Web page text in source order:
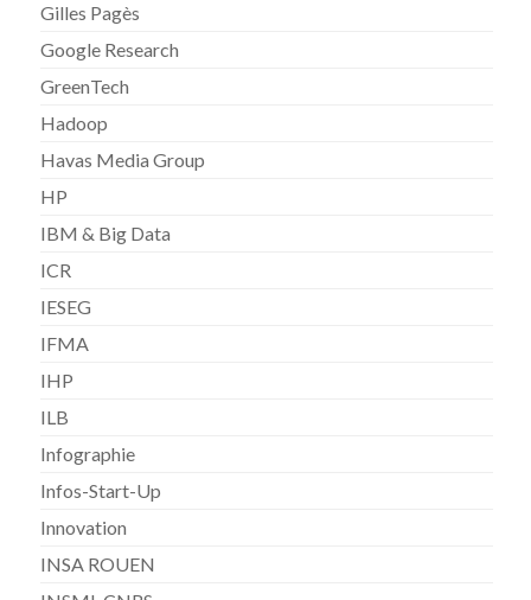
Gilles Pagès
Google Research
GreenTech
Hadoop
Havas Media Group
HP
IBM & Big Data
ICR
IESEG
IFMA
IHP
ILB
Infographie
Infos-Start-Up
Innovation
INSA ROUEN